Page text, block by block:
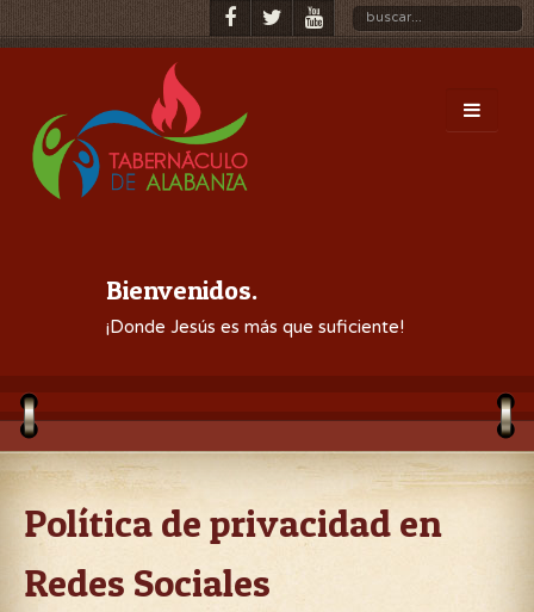
Bienvenidos.
¡Donde Jesús es más que suficiente!
Política de privacidad en
Redes Sociales